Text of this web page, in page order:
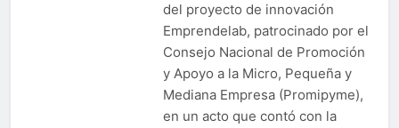
del proyecto de innovación
Emprendelab, patrocinado por el
Consejo Nacional de Promoción
y Apoyo a la Micro, Pequeña y
Mediana Empresa (Promipyme),
en un acto que contó con la